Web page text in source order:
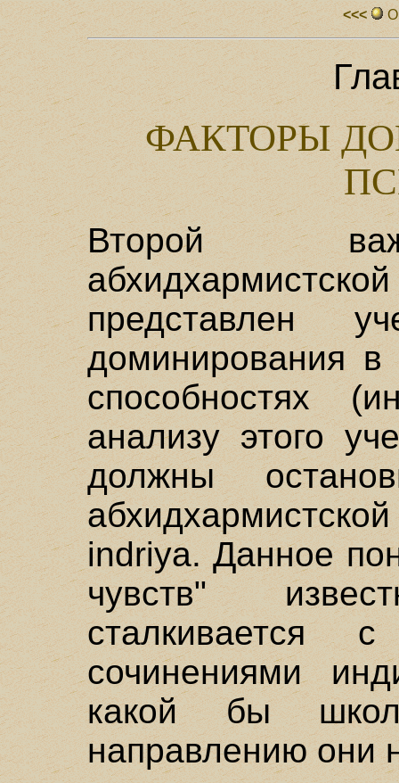
<<<
ФАКТОРЫ
Второй
представлен
доминирования в
способностях
анализу этого
должны
indriya. Данное
чувств"
сталкивается с
сочинениями
какой бы
направлению они